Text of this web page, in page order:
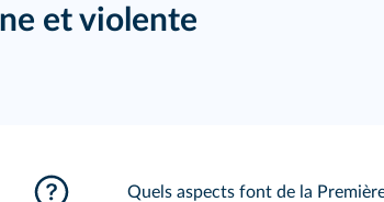
et violente
Quels aspects font de la